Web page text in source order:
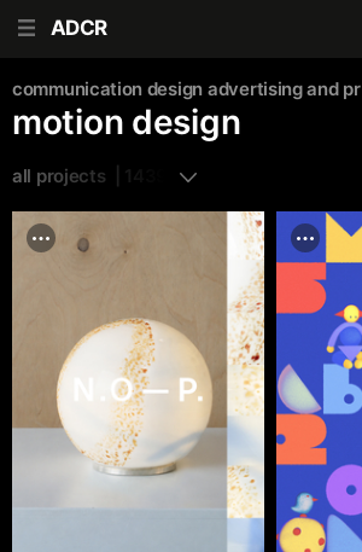
ADCR
communication design advertising and pr
motion design
all projects  | 1439